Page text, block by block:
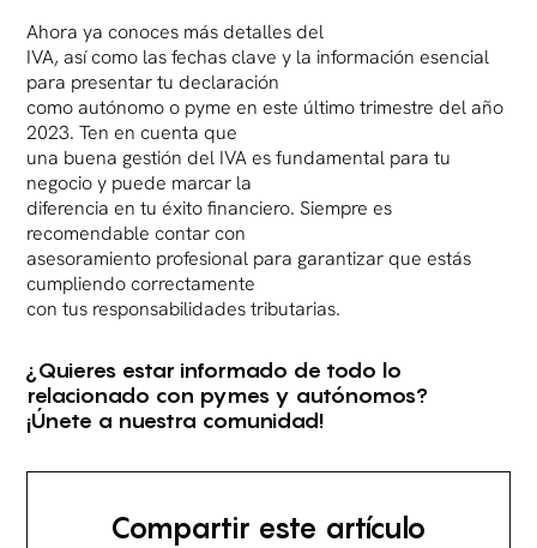
Ahora ya conoces más detalles del
IVA, así como las fechas clave y la información esencial
para presentar tu declaración
como autónomo o pyme en este último trimestre del año
2023. Ten en cuenta que
una buena gestión del IVA es fundamental para tu
negocio y puede marcar la
diferencia en tu éxito financiero. Siempre es
recomendable contar con
asesoramiento profesional para garantizar que estás
cumpliendo correctamente
con tus responsabilidades tributarias.
¿Quieres estar informado de todo lo
relacionado con pymes y autónomos?
¡Únete a nuestra comunidad!
Compartir este artículo